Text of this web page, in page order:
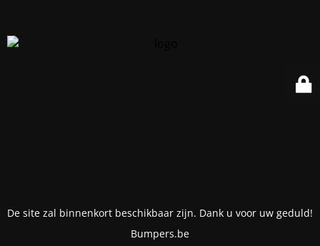
De site zal binnenkort beschikbaar zijn. Dank u voor uw geduld!
Bumpers.be